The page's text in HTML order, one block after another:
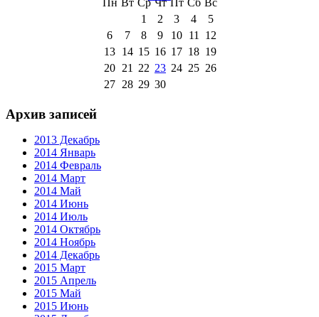
Пн Вт Ср Чт Пт Сб Вс
1
2 3 4
5
6
7 8 9 10 11 12
13 14 15 16 17 18 19
20 21 22 23 24 25 26
27 28 29 30
Архив записей
2013 Декабрь
2014 Январь
2014 Февраль
2014 Март
2014 Май
2014 Июнь
2014 Июль
2014 Октябрь
2014 Ноябрь
2014 Декабрь
2015 Март
2015 Апрель
2015 Май
2015 Июнь